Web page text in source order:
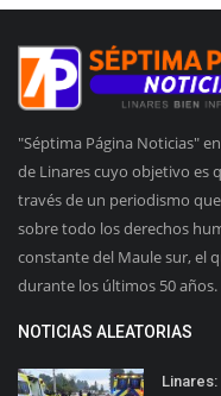
"Séptima Página Noticias"
de Linares cuyo objetivo es
través de un periodismo
sobre todo los derechos
constante del Maule sur, el
durante los últimos 50 años.
NOTICIAS ALEATORIAS